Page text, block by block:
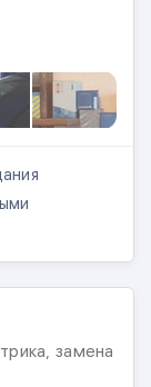
замена